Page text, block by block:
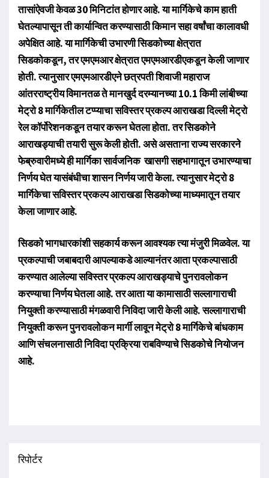
तासांऐवजी केवळ 30 मिनिटांत होणार आहे. या मार्गिकेचे काम हाती
घेतल्यापासून ती कार्यान्वित करण्यासाठी किमान सहा वर्षांचा कालावधी
अपेक्षित आहे. या मार्गिकेची उभारणी सिडकोच्या क्षेत्रात
सिडकोकडून, तर एमएमआर क्षेत्रात एमएमआरडीएकडून केली जाणार
होती. त्यानुसार एमएमआरडीएने छत्रपती शिवाजी महाराज
आंतरराष्ट्रीय विमानतळ ते मानखुर्द दरम्यानच्या 10.1 किमी लांबीच्या
मेट्रो 8 मार्गिकेतील टप्प्याचा सविस्तर प्रकल्प आराखडा दिल्ली मेट्रो
रेल कॉर्पोरेशनकडून तयार करून घेतला होता. तर सिडकोने
आराखड्याची तयारी सुरू केली होती. असे असताना राज्य सरकारने
फेब्रुवारीमध्ये ही मार्गिका सार्वजनिक खासगी सहभागातून उभारण्याचा
निर्णय घेत यासंबंधीचा शासन निर्णय जारी केला. त्यानुसार मेट्रो 8
मार्गिकेचा सविस्तर प्रकल्प आराखडा सिडकोच्या माध्यमातून तयार
केला जाणार आहे.
सिडको भागधारकांशी सहकार्य करून आवश्यक त्या मंजुरी मिळवेल. या
प्रकल्पाची जबाबदारी आपल्याकडे आल्यानंतर आता प्रकल्पासाठी
करण्यात आलेल्या सविस्तर प्रकल्प आराखड्याचे पुनरावलोकन
करण्याचा निर्णय घेतला आहे. तर आता या कामासाठी सल्लागाराची
नियुक्ती करण्यासाठी मंगळवारी निविदा जारी केली आहे. सल्लागाराची
नियुक्ती करून पुनरावलोकन मार्गी लावून मेट्रो 8 मार्गिकेचे बांधकाम
आणि संचलनासाठी निविदा प्रक्रिया राबविण्याचे सिडकोचे नियोजन
आहे.
रिपोर्टर